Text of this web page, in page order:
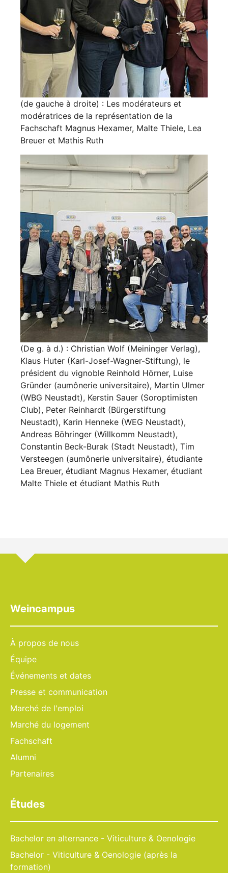
(de gauche à droite) : Les modérateurs et
modératrices de la représentation de la
Fachschaft Magnus Hexamer, Malte Thiele, Lea
Breuer et Mathis Ruth
(De g. à d.) : Christian Wolf (Meininger Verlag),
Klaus Huter (Karl-Josef-Wagner-Stiftung), le
président du vignoble Reinhold Hörner, Luise
Gründer (aumônerie universitaire), Martin Ulmer
(WBG Neustadt), Kerstin Sauer (Soroptimisten
Club), Peter Reinhardt (Bürgerstiftung
Neustadt), Karin Henneke (WEG Neustadt),
Andreas Böhringer (Willkomm Neustadt),
Constantin Beck-Burak (Stadt Neustadt), Tim
Versteegen (aumônerie universitaire), étudiante
Lea Breuer, étudiant Magnus Hexamer, étudiant
Malte Thiele et étudiant Mathis Ruth
Weincampus
À propos de nous
Équipe
Événements et dates
Presse et communication
Marché de l'emploi
Marché du logement
Fachschaft
Alumni
Partenaires
Études
Bachelor en alternance - Viticulture & Oenologie
Bachelor - Viticulture & Oenologie (après la
formation)